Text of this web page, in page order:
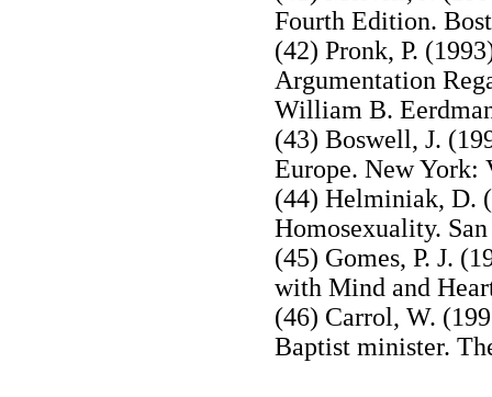
Fourth Edition.
(42) Pronk, P.
Argumentation
William B.
(43) Boswell, J.
Europe. New York:
(44) Helminiak, D.
Homosexuality.
(45) Gomes, P. J.
with Mind and
(46) Carrol, W.
Baptist minister.